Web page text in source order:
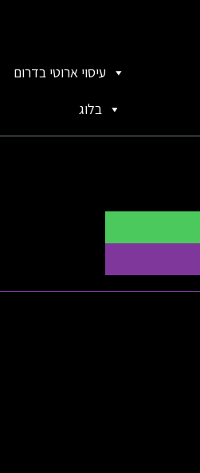
עיסוי ארוטי בדרום
בלוג